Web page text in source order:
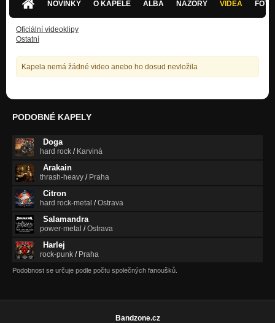
SG-Nudě Šanci Nedej (Promo 2011)
Nezařazeno
Nezařazeno
NOVINKY O KAPELE ALBA NÁZORY VIDEA
Oficiální videoklipy
Ostatní
Kapela nemá žádné video anebo ho dosud nevložila
PODOBNÉ KAPELY
Doga
hard rock / Karviná
Arakain
thrash-heavy / Praha
Citron
hard rock-metal /Ostrava
Salamandra
power-metal /Ostrava
Harlej
rock-punk / Praha
Podobnost se určuje podle počtu společných fanoušků.
Bandzone.cz